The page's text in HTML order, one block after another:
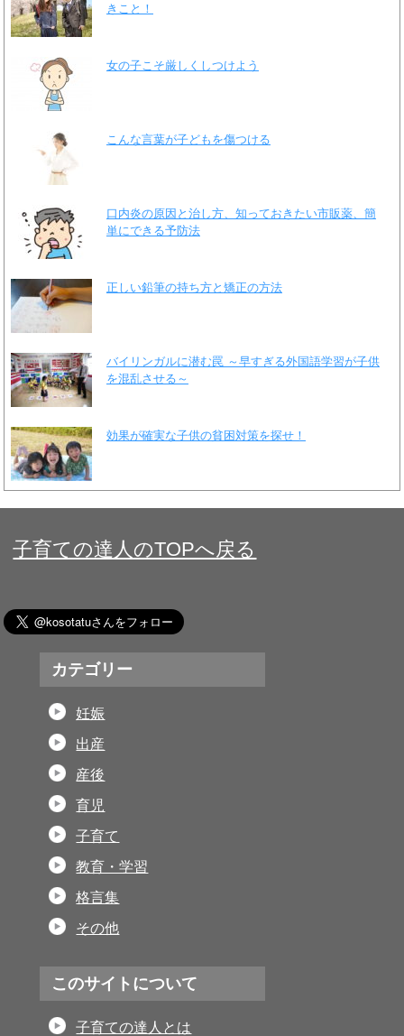
きこと！
女の子こそ厳しくしつけよう
こんな言葉が子どもを傷つける
口内炎の原因と治し方、知っておきたい市販薬、簡
単にできる予防法
正しい鉛筆の持ち方と矯正の方法
バイリンガルに潜む罠 ～早すぎる外国語学習が子供
を混乱させる～
効果が確実な子供の貧困対策を探せ！
子育ての達人のTOPへ戻る
カテゴリー
妊娠
出産
産後
育児
子育て
教育・学習
格言集
その他
このサイトについて
子育ての達人とは